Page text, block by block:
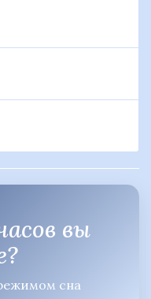
вы
сна